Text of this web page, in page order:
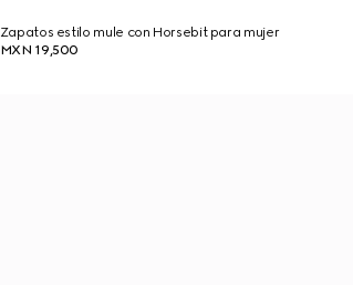
Zapatos estilo mule con Horsebit para mujer
MXN 19,500